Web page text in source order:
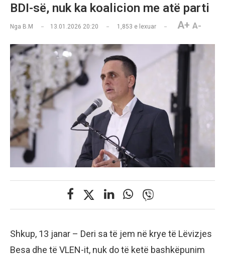
BDI-së, nuk ka koalicion me atë parti
Nga B.M 13.01.2026 20:20 1,853 e lexuar A+ A-
Shkup, 13 janar – Deri sa të jem në krye të Lëvizjes
Besa dhe të VLEN-it, nuk do të ketë bashkëpunim